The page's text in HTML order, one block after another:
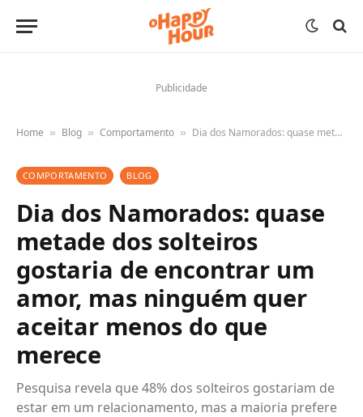
Publicidade
Home » Blog » Comportamento » Dia dos Namorados: quase metade dos solteiros gostaria de encontrar um amor, mas ninguém quer aceitar menos do que merece
COMPORTAMENTO BLOG
Dia dos Namorados: quase
metade dos solteiros
gostaria de encontrar um
amor, mas ninguém quer
aceitar menos do que
merece
Pesquisa revela que 48% dos solteiros gostariam de
estar em um relacionamento, mas a maioria prefere